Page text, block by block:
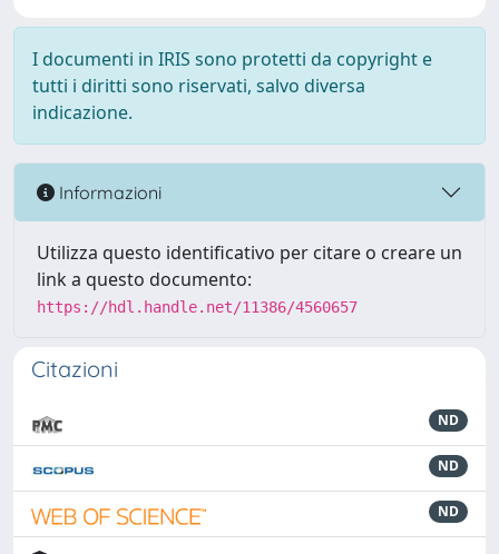
I documenti in IRIS sono protetti da copyright e
tutti i diritti sono riservati, salvo diversa
indicazione.
Informazioni
Utilizza questo identificativo per citare o creare un
link a questo documento:
https://hdl.handle.net/11386/4560657
Citazioni
ND
ND
ND